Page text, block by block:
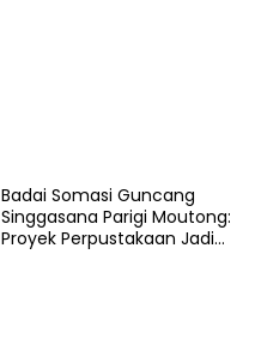
Badai Somasi Guncang
Singgasana Parigi Moutong:
Proyek Perpustakaan Jadi